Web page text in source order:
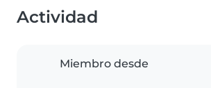
Actividad
Miembro desde